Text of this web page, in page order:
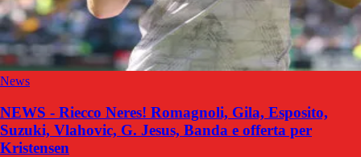
News
NEWS - Riecco Neres! Romagnoli, Gila, Esposito,
Suzuki, Vlahovic, G. Jesus, Banda e offerta per
Kristensen